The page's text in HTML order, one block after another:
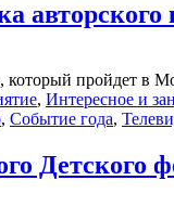
пройдет в
, Интересное и
, Событие года,
Детского